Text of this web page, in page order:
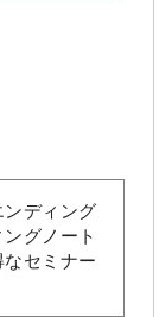
ディング
グノート
セミナー